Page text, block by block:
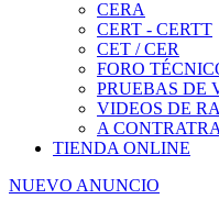
CET / CER
FORO TÉCNICO
PRUEBAS DE
VIDEOS DE
A
TIENDA ONLINE
NUEVO ANUNCIO